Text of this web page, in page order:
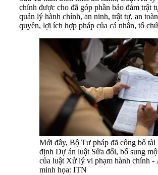
chính được cho đã góp phần bảo đảm trật
quản lý hành chính, an ninh, trật tự, an
quyền, lợi ích hợp pháp của cá nhân, tổ
Mới đây, Bộ Tư pháp đã công bố tài
định Dự án luật Sửa đổi, bổ sung
của luật Xử lý vi phạm hành chính -
minh họa: ITN